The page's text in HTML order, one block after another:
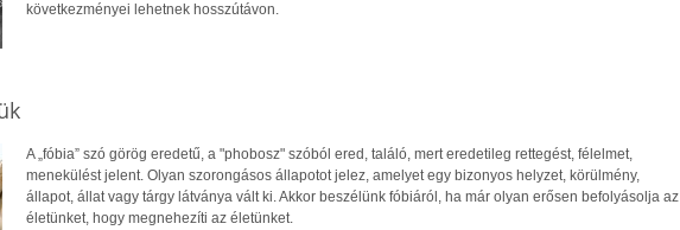
következményei lehetnek hosszútávon.
A „fóbia” szó görög eredetű, a "phobosz" szóból ered, találó, mert eredetileg rettegést, félelmet,
menekülést jelent. Olyan szorongásos állapotot jelez, amelyet egy bizonyos helyzet, körülmény,
állapot, állat vagy tárgy látványa vált ki. Akkor beszélünk fóbiáról, ha már olyan erősen befolyásolja az
életünket, hogy megnehezíti az életünket.